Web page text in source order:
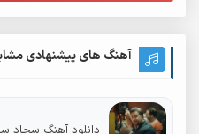
آهنگ های پیشنهادی
دانلود آهنگ سجاد